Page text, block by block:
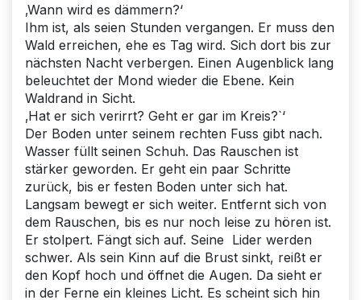
‚Wann wird es dämmern?‘
Ihm ist, als seien Stunden vergangen. Er muss den
Wald erreichen, ehe es Tag wird. Sich dort bis zur
nächsten Nacht verbergen. Einen Augenblick lang
beleuchtet der Mond wieder die Ebene. Kein
Waldrand in Sicht.
‚Hat er sich verirrt? Geht er gar im Kreis?`‘
Der Boden unter seinem rechten Fuss gibt nach.
Wasser füllt seinen Schuh. Das Rauschen ist
stärker geworden. Er geht ein paar Schritte
zurück, bis er festen Boden unter sich hat.
Langsam bewegt er sich weiter. Entfernt sich von
dem Rauschen, bis es nur noch leise zu hören ist.
Er stolpert. Fängt sich auf. Seine Lider werden
schwer. Als sein Kinn auf die Brust sinkt, reißt er
den Kopf hoch und öffnet die Augen. Da sieht er
in der Ferne ein kleines Licht. Es scheint sich hin